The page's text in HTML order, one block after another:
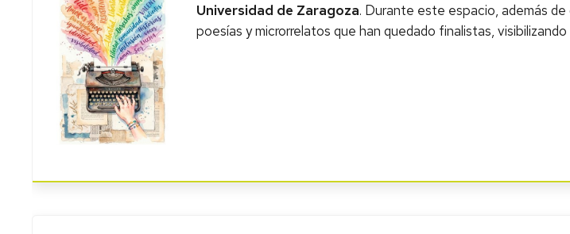
Universidad de Zaragoza. Durante este espacio, además
poesías y microrrelatos que han quedado finalistas,